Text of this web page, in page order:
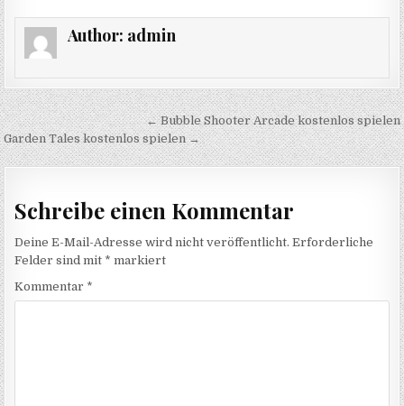
Author: admin
Beitragsnavigation← Bubble Shooter Arcade kostenlos spielen
Garden Tales kostenlos spielen →
Schreibe einen Kommentar
Deine E-Mail-Adresse wird nicht veröffentlicht. Erforderliche
Felder sind mit * markiert
Kommentar *